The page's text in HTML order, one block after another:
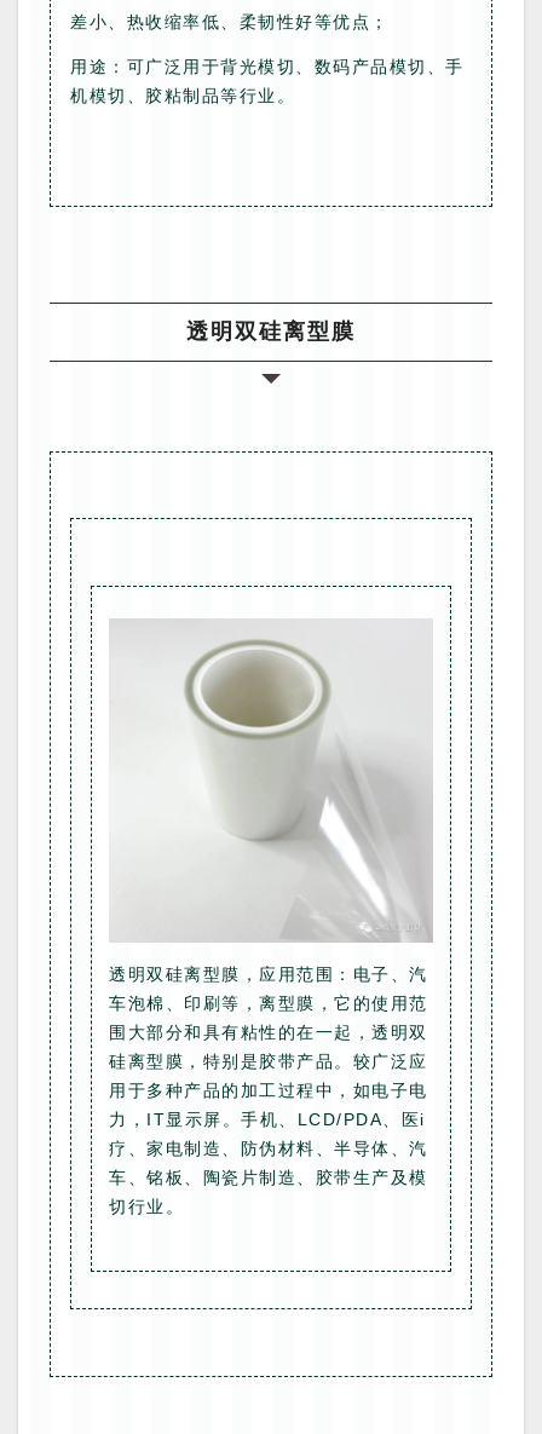
差小、热收缩率低、柔韧性好等优点；
用途：可广泛用于背光模切、数码产品模切、手
机模切、胶粘制品等行业。
透明双硅离型膜
透明双硅离型膜，应用范围：电子、汽
车泡棉、印刷等，离型膜，它的使用范
围大部分和具有粘性的在一起，透明双
硅离型膜，特别是胶带产品。较广泛应
用于多种产品的加工过程中，如电子电
力，IT显示屏。手机、LCD/PDA、医i
疗、家电制造、防伪材料、半导体、汽
车、铭板、陶瓷片制造、胶带生产及模
切行业。